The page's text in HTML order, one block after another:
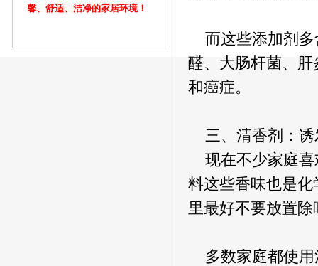
馨、舒适、洁净的家居环境！
而这些添加剂多
醛、大肠杆菌、
和癌症。
三、清香剂：诱
现在不少家庭喜
料这些香味也是
里最好不要放置
多数家庭都使用